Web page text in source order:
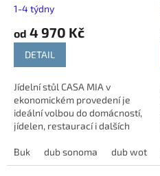
1-4 týdny
od 4 970 Kč
DETAIL
Jídelní stůl CASA MIA v
ekonomickém provedení je
ideální volbou do domácností,
jídelen, restaurací i dalších
Pevná laminovaná deska o síle
25 mm s...
Buk dub sonoma dub wotan